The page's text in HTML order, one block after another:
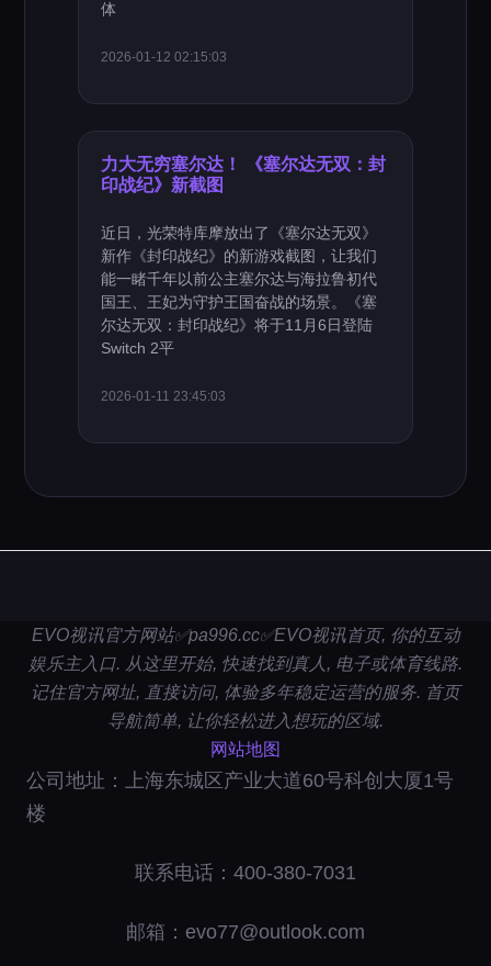
体
2026-01-12 02:15:03
力大无穷塞尔达！ 《塞尔达无双：封
印战纪》新截图
近日，光荣特库摩放出了《塞尔达无双》
新作《封印战纪》的新游戏截图，让我们
能一睹千年以前公主塞尔达与海拉鲁初代
国王、王妃为守护王国奋战的场景。《塞
尔达无双：封印战纪》将于11月6日登陆
Switch 2平
2026-01-11 23:45:03
EVO视讯官方网站✅pa996.cc✅EVO视讯首页, 你的互动
娱乐主入口. 从这里开始, 快速找到真人, 电子或体育线路.
记住官方网址, 直接访问, 体验多年稳定运营的服务. 首页
导航简单, 让你轻松进入想玩的区域.
网站地图
公司地址：上海东城区产业大道60号科创大厦1号
楼
联系电话：400-380-7031
邮箱：evo77@outlook.com